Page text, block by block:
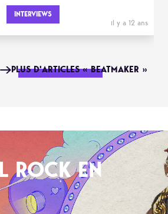
INTERVIEWS
il y a 12 ans
PLUS D'ARTICLES « BEATMAKER »
ROCK EN